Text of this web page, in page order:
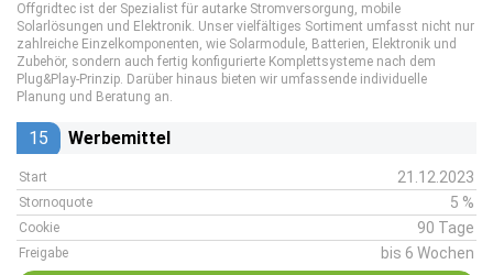
Offgridtec ist der Spezialist für autarke Stromversorgung, mobile
Solarlösungen und Elektronik. Unser vielfältiges Sortiment umfasst nicht nur
zahlreiche Einzelkomponenten, wie Solarmodule, Batterien, Elektronik und
Zubehör, sondern auch fertig konfigurierte Komplettsysteme nach dem
Plug&Play-Prinzip. Darüber hinaus bieten wir umfassende individuelle
Planung und Beratung an.
15 Werbemittel
Start 21.12.2023
Stornoquote 5 %
Cookie 90 Tage
Freigabe bis 6 Wochen